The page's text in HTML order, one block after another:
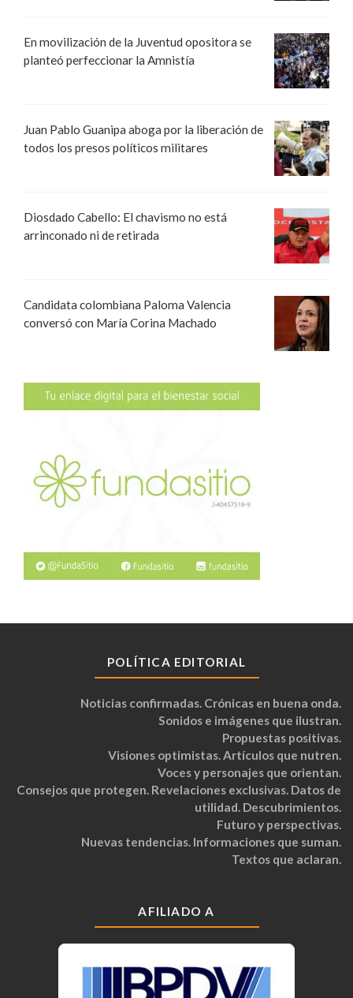
En movilización de la Juventud opositora se
planteó perfeccionar la Amnistía
Juan Pablo Guanipa aboga por la liberación de
todos los presos políticos militares
Diosdado Cabello: El chavismo no está
arrinconado ni de retirada
Candidata colombiana Paloma Valencia
conversó con María Corina Machado
POLÍTICA EDITORIAL
Noticias confirmadas. Crónicas en buena onda.
Sonidos e imágenes que ilustran.
Propuestas positivas.
Visiones optimistas. Artículos que nutren.
Voces y personajes que orientan.
Consejos que protegen. Revelaciones exclusivas. Datos de
utilidad. Descubrimientos.
Futuro y perspectivas.
Nuevas tendencias. Informaciones que suman.
Textos que aclaran.
AFILIADO A